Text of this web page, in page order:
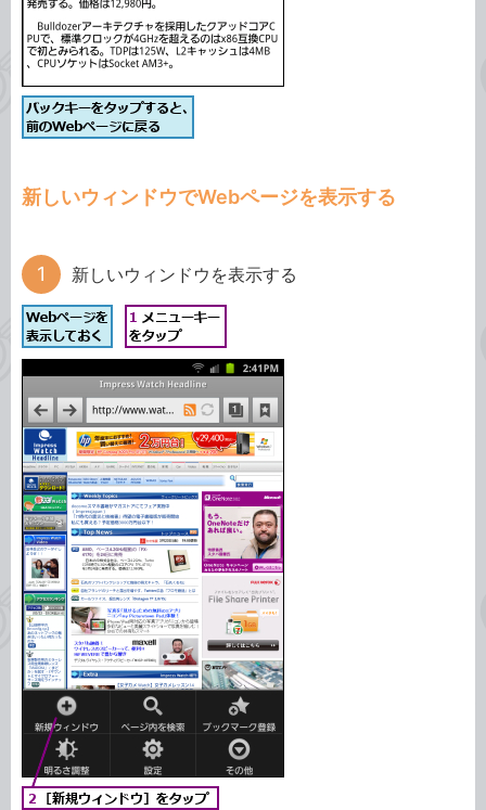
新しいウィンドウでWebページを表示する
新しいウィンドウを表示する